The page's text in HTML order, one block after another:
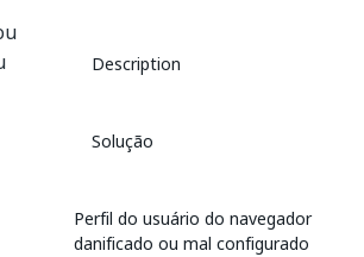
Description
Solução
Perfil do usuário do navegador
danificado ou mal configurado